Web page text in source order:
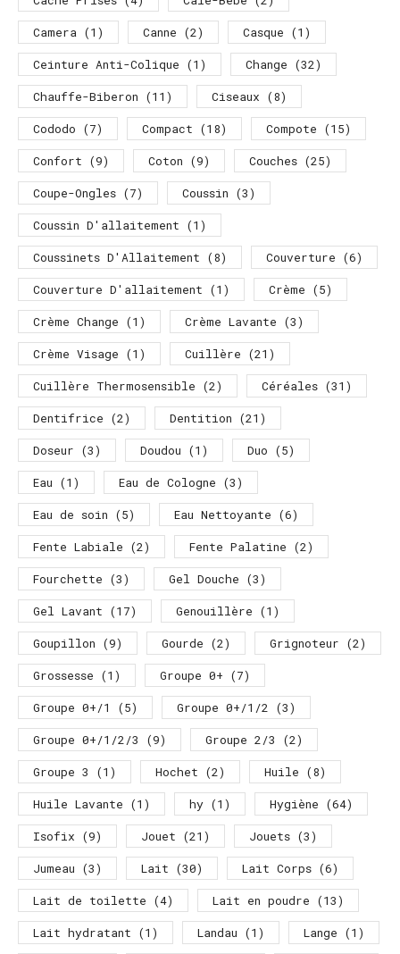
Camera (1) Canne (2) Casque (1)
Ceinture Anti-Colique (1) Change (32)
Chauffe-Biberon (11) Ciseaux (8)
Cododo (7) Compact (18) Compote (15)
Confort (9) Coton (9) Couches (25)
Coupe-Ongles (7) Coussin (3)
Coussin D'allaitement (1)
Coussinets D'Allaitement (8) Couverture (6)
Couverture D'allaitement (1) Crème (5)
Crème Change (1) Crème Lavante (3)
Crème Visage (1) Cuillère (21)
Cuillère Thermosensible (2) Céréales (31)
Dentifrice (2) Dentition (21)
Doseur (3) Doudou (1) Duo (5)
Eau (1) Eau de Cologne (3)
Eau de soin (5) Eau Nettoyante (6)
Fente Labiale (2) Fente Palatine (2)
Fourchette (3) Gel Douche (3)
Gel Lavant (17) Genouillère (1)
Goupillon (9) Gourde (2) Grignoteur (2)
Grossesse (1) Groupe 0+ (7)
Groupe 0+/1
(5) Groupe 0+/1/2 (3)
Groupe 0+/1/2/3
(9) Groupe 2/3
(2)
Groupe 3
(1) Hochet (2) Huile (8)
Huile Lavante (1) hy (1) Hygiène (64)
Isofix (9) Jouet (21) Jouets (3)
Jumeau (3) Lait (30) Lait Corps (6)
Lait de toilette (4) Lait en poudre (13)
Lait hydratant (1) Landau (1) Lange (1)